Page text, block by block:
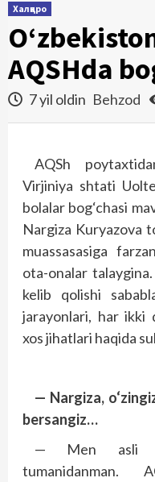
Халқаро
AQSHda
7 yil oldin Behzod
AQSh
Virjiniya shtati
bolalar bog‘chasi
Nargiza Kuryazova
muassasasiga
ota-onalar
kelib qolishi
jarayonlari, har ikki
xos jihatlari haqida su
— Nargiza,
bersangiz…
— Men asli
tumanidanman.